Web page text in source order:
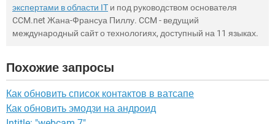
экспертами в области IT и под руководством основателя
CCM.net Жана-Франсуа Пиллу. CCM - ведущий
международный сайт о технологиях, доступный на 11 языках.
Похожие запросы
Как обновить список контактов в ватсапе
Как обновить эмодзи на андроид